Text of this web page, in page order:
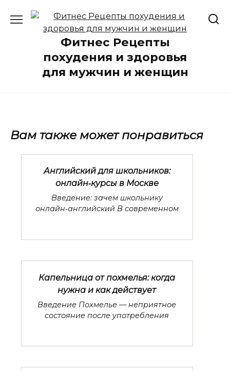
содержанию
Фитнес Рецепты
похудения и здоровья
для мужчин и женщин
Вам также может понравиться
Английский для школьников:
онлайн‑курсы в Москве
Введение: зачем школьнику
онлайн‑английский В современном
Капельница от похмелья: когда
нужна и как действует
Введение Похмелье — неприятное
состояние после употребления